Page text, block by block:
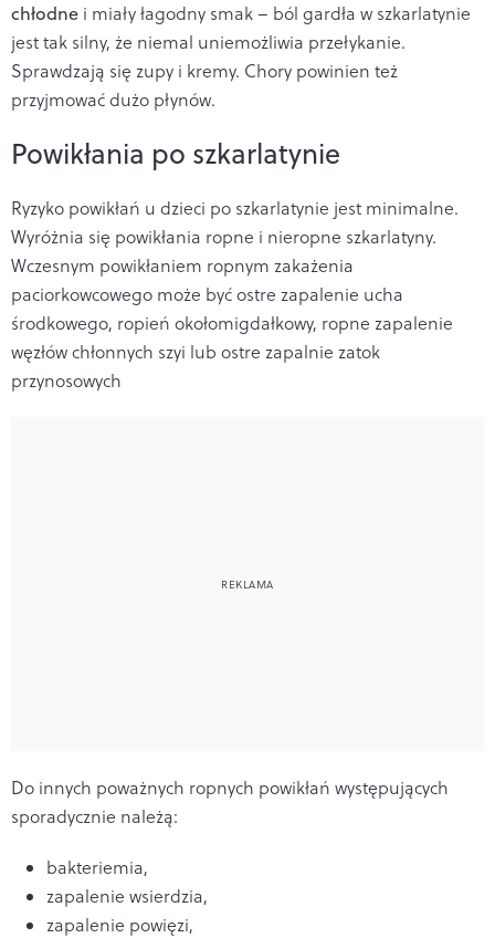
chłodne i miały łagodny smak – ból gardła w szkarlatynie
jest tak silny, że niemal uniemożliwia przełykanie.
Sprawdzają się zupy i kremy. Chory powinien też
przyjmować dużo płynów.
Powikłania po szkarlatynie
Ryzyko powikłań u dzieci po szkarlatynie jest minimalne.
Wyróżnia się powikłania ropne i nieropne szkarlatyny.
Wczesnym powikłaniem ropnym zakażenia
paciorkowcowego może być ostre zapalenie ucha
środkowego, ropień okołomigdałkowy, ropne zapalenie
węzłów chłonnych szyi lub ostre zapalnie zatok
przynosowych
Do innych poważnych ropnych powikłań występujących
sporadycznie należą:
bakteriemia,
zapalenie wsierdzia,
zapalenie powięzi,